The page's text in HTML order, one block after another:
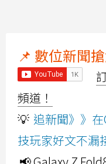
📌 數位新聞
頻道！
💡 追新聞》》
技玩家好文不漏